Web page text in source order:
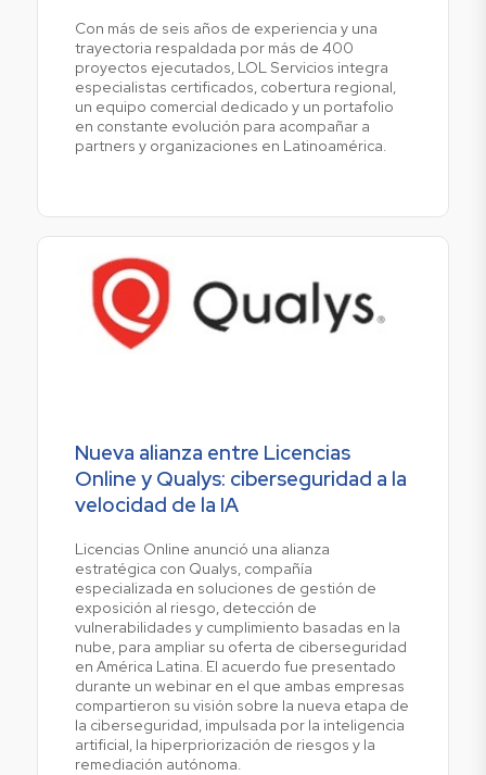
Con más de seis años de experiencia y una
trayectoria respaldada por más de 400
proyectos ejecutados, LOL Servicios integra
especialistas certificados, cobertura regional,
un equipo comercial dedicado y un portafolio
en constante evolución para acompañar a
partners y organizaciones en Latinoamérica.
Nueva alianza entre Licencias
Online y Qualys: ciberseguridad a la
velocidad de la IA
Licencias Online anunció una alianza
estratégica con Qualys, compañía
especializada en soluciones de gestión de
exposición al riesgo, detección de
vulnerabilidades y cumplimiento basadas en la
nube, para ampliar su oferta de ciberseguridad
en América Latina. El acuerdo fue presentado
durante un webinar en el que ambas empresas
compartieron su visión sobre la nueva etapa de
la ciberseguridad, impulsada por la inteligencia
artificial, la hiperpriorización de riesgos y la
remediación autónoma.